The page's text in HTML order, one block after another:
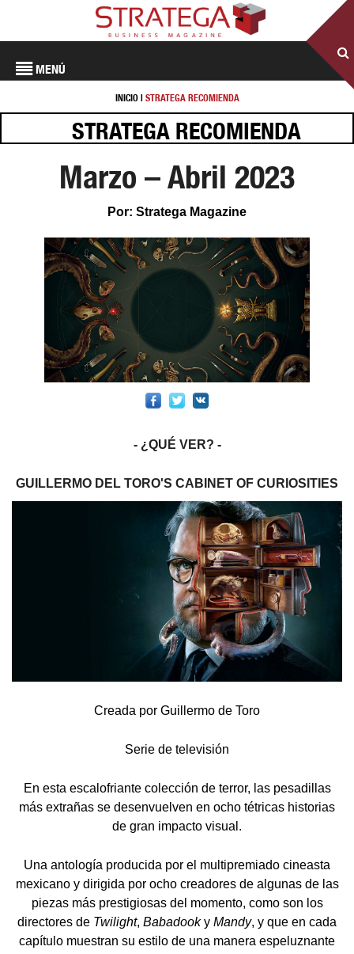
MENÚ
INICIO| STRATEGA RECOMIENDA
STRATEGA RECOMIENDA
Marzo – Abril 2023
Por: Stratega Magazine
- ¿QUÉ VER? -
GUILLERMO DEL TORO'S CABINET OF CURIOSITIES
Creada por Guillermo de Toro
Serie de televisión
En esta escalofriante colección de terror, las pesadillas
más extrañas se desenvuelven en ocho tétricas historias
de gran impacto visual.
Una antología producida por el multipremiado cineasta
mexicano y dirigida por ocho creadores de algunas de las
piezas más prestigiosas del momento, como son los
directores de Twilight, Babadooky Mandy, y que en cada
capítulo muestran su estilo de una manera espeluznante